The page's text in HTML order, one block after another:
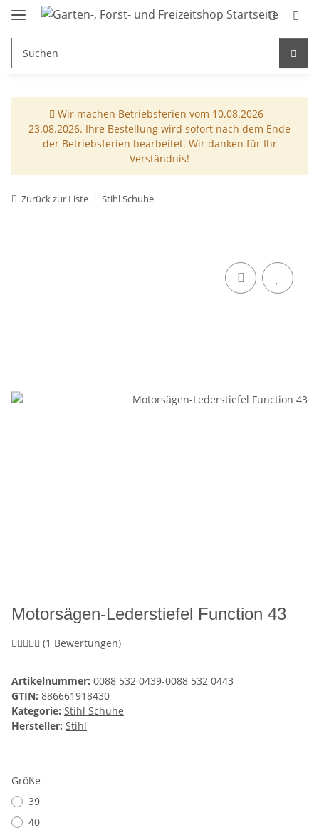
Wir machen Betriebsferien vom 10.08.2026 -
23.08.2026. Ihre Bestellung wird sofort nach dem Ende
der Betriebsferien bearbeitet. Wir danken für Ihr
Verständnis!
Zurück zur Liste Stihl Schuhe
Motorsägen-Lederstiefel Function 43
(1 Bewertungen)
Artikelnummer: 0088 532 0439-0088 532 0443
GTIN: 886661918430
Kategorie: Stihl Schuhe
Hersteller: Stihl
Größe
39
40